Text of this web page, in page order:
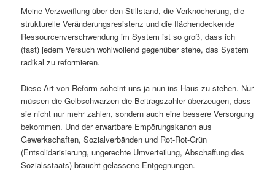
Meine Verzweiflung über den Stillstand, die Verknöcherung, die
strukturelle Veränderungsresistenz und die flächendeckende
Ressourcenverschwendung im System ist so groß, dass ich
(fast) jedem Versuch wohlwollend gegenüber stehe, das System
radikal zu reformieren.
Diese Art von Reform scheint uns ja nun ins Haus zu stehen. Nur
müssen die Gelbschwarzen die Beitragszahler überzeugen, dass
sie nicht nur mehr zahlen, sondern auch eine bessere Versorgung
bekommen. Und der erwartbare Empörungskanon aus
Gewerkschaften, Sozialverbänden und Rot-Rot-Grün
(Entsolidarisierung, ungerechte Umverteilung, Abschaffung des
Sozialsstaats) braucht gelassene Entgegnungen.